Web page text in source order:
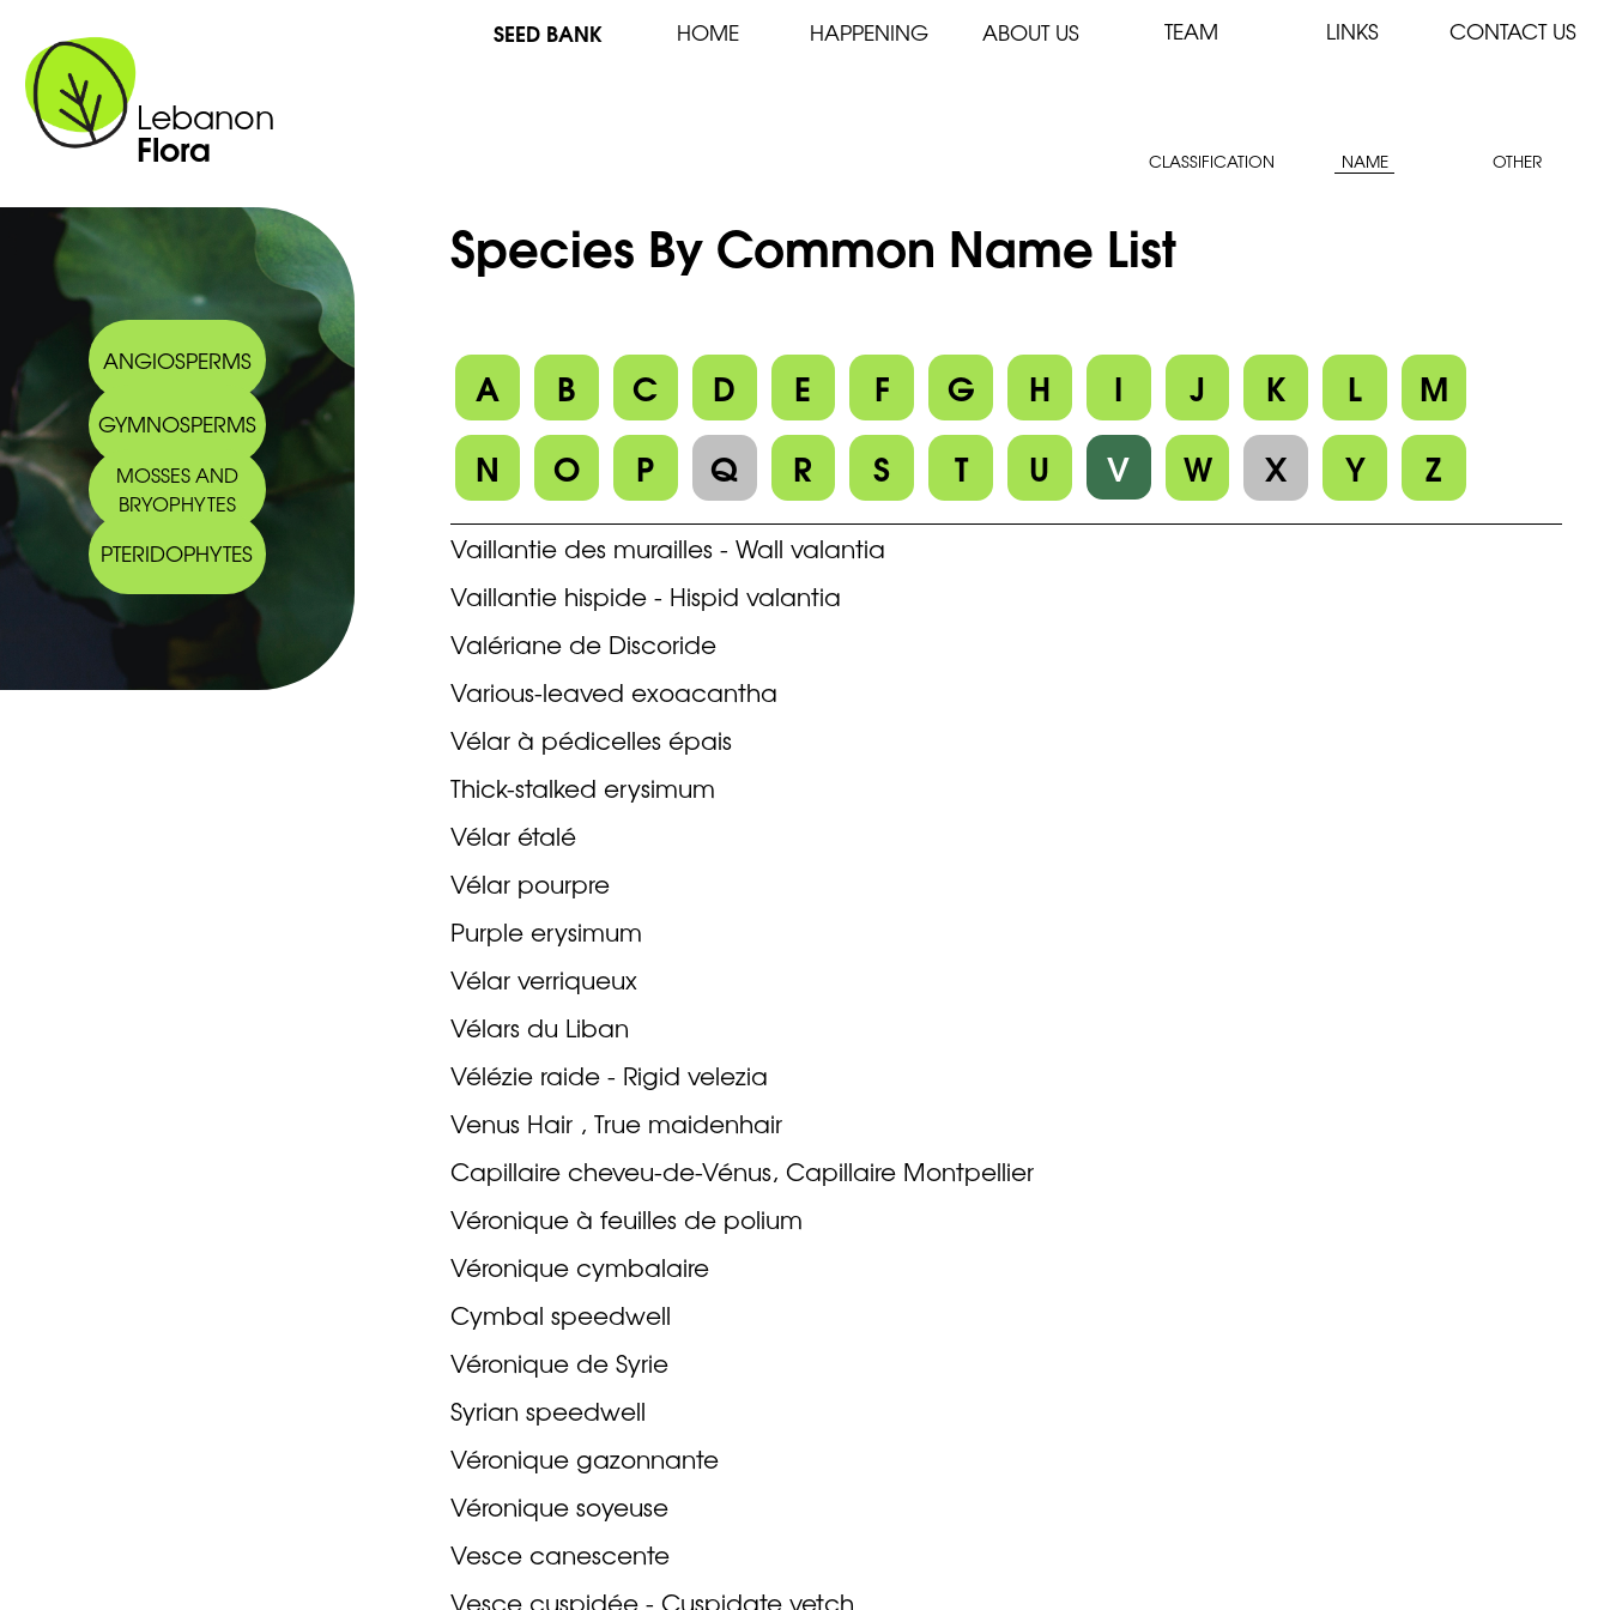
Lebanon
Flora
SEED BANK HOME HAPPENING ABOUT US TEAM LINKS CONTACT US
CLASSIFICATION NAME OTHER
ANGIOSPERMS
GYMNOSPERMS
MOSSES AND
BRYOPHYTES
PTERIDOPHYTES
Species By Common Name List
A B C D E F G H I J K L
M
N
O P Q R S T U V W X Y Z
Vaillantie des murailles - Wall valantia
Vaillantie hispide - Hispid valantia
Valériane de Discoride
Various-leaved exoacantha
Vélar à pédicelles épais
Thick-stalked erysimum
Vélar étalé
Vélar pourpre
Purple erysimum
Vélar verriqueux
Vélars du Liban
Vélézie raide - Rigid velezia
Venus Hair , True maidenhair
Capillaire cheveu-de-Vénus, Capillaire Montpellier
Véronique à feuilles de polium
Véronique cymbalaire
Cymbal speedwell
Véronique de Syrie
Syrian speedwell
Véronique gazonnante
Véronique soyeuse
Vesce canescente
Vesce cuspidée - Cuspidate vetch